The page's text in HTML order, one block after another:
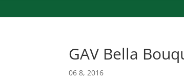
GAV Bella
06 8, 2016